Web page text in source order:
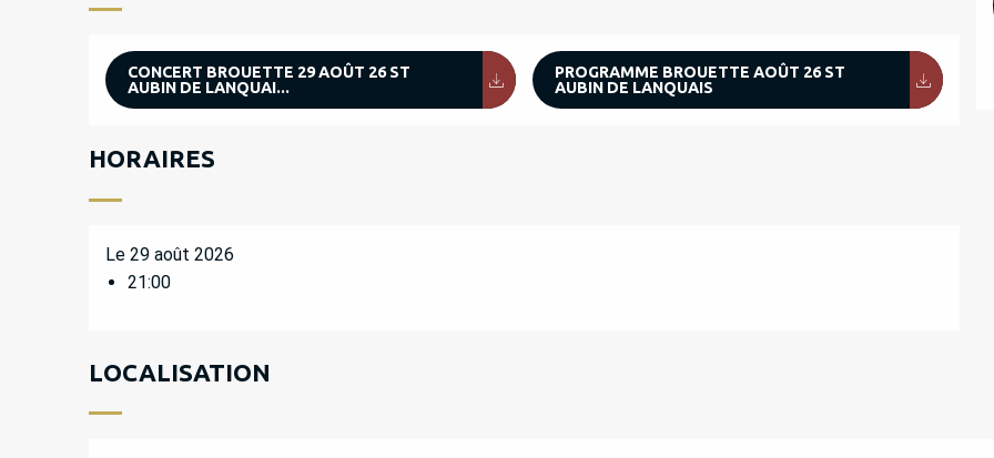
CONCERT BROUETTE 29 AOÛT 26 ST
AUBIN DE LANQUAI...
PROGRAMME BROUETTE AOÛT 26 ST
AUBIN DE LANQUAIS
HORAIRES
Le 29 août 2026
21:00
LOCALISATION